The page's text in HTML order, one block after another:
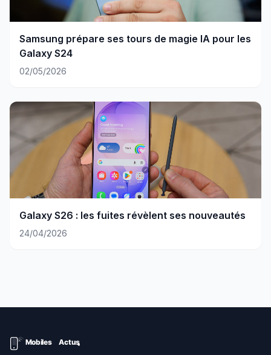
Samsung prépare ses tours de magie IA pour les
Galaxy S24
02/05/2026
Galaxy S26 : les fuites révèlent ses nouveautés
24/04/2026